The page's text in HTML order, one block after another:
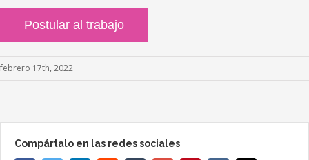
febrero 17th, 2022
Compártalo en las redes sociales